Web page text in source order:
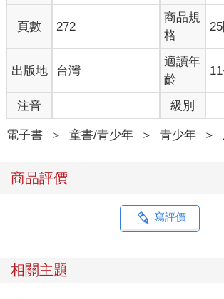
爸爸正為了要去紐約的工地工作，而興奮得
十層樓。想像一下！我可以從鷹架上看到牙
卡絲碧雅覺得這聽起來非常危險，但爸爸只要
媽媽也很高興，「這個時間點太棒了，我終於
自從卡絲碧雅開始上學之後，媽媽就一直想寫
還是寧可不談這個話題，因為外婆已經夠常
年前，他們搬進媽媽父母的房子，因為那邊有
可惜。
「我已經報名了十一個烹飪課！」媽媽邊說
把行李箱關上，「在威爾默頓，中國菜已經算
聽，『峇里島的道地美食』，」她大聲唸出手
對，她就是沒有！如果換成是一趟冒險旅行，
頁數 272
商品規
格
出版地 台灣
適讀年
齡
注音 級別
電子書 ＞ 童書/青少年 ＞ 青少年 ＞
商品評價
寫評價
相關主題